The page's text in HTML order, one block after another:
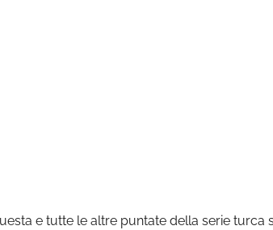
e tutte le altre puntate della serie turca